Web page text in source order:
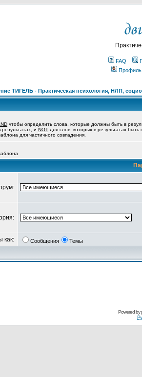
FAQ
Профиль
ТИГЕЛЬ - Практическая психология, НЛП,
чтобы определить слова, которые должны быть в
и NOT для слов, которых в результатах
для частичного совпадения.
как: Сообщения Темы
Powered by